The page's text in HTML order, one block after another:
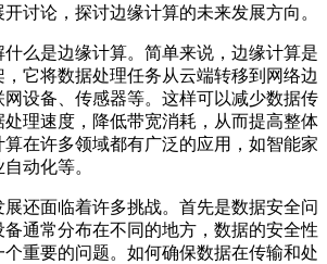
讨论，探讨边缘计算的未来发展方向。
么是边缘计算。简单来说，边缘计算是
它将数据处理任务从云端转移到网络边
设备、传感器等。这样可以减少数据传
理速度，降低带宽消耗，从而提高整体
在许多领域都有广泛的应用，如智能家
动化等。
还面临着许多挑战。首先是数据安全问
通常分布在不同的地方，数据的安全性
重要的问题。如何确保数据在传输和处